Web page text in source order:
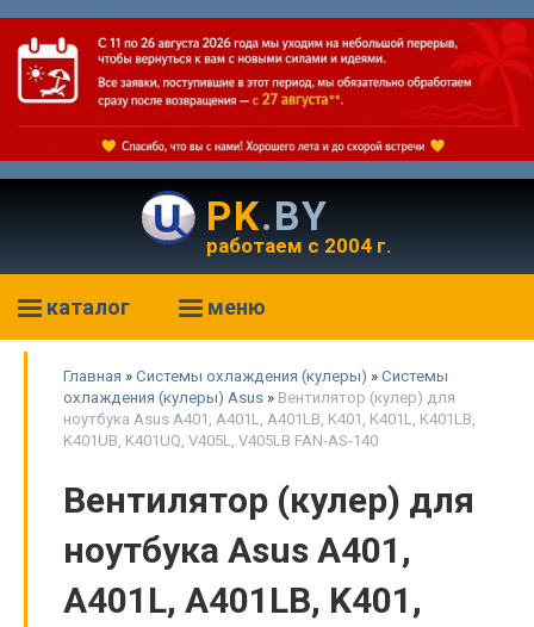
PK.BY
работаем с 2004 г.
каталог меню
Главная » Системы охлаждения (кулеры) » Системы
охлаждения (кулеры) Asus » Вентилятор (кулер) для
ноутбука Asus A401, A401L, A401LB, K401, K401L, K401LB,
K401UB, K401UQ, V405L, V405LB FAN-AS-140
Вентилятор (кулер) для
ноутбука Asus A401,
A401L, A401LB, K401,